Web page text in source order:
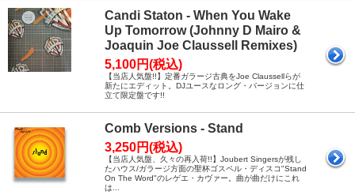
Candi Staton - When You Wake
Up Tomorrow (Johnny D Mairo &
Joaquin Joe Claussell Remixes)
5,100円(税込)
【当店人気盤!!】定番ガラージ古典をJoe Claussellらが
新たにエディット。DJユースなロング・バージョンに仕
立て限定盤です!!
Comb Versions - Stand
3,250円(税込)
【当店人気盤、久々の再入荷!!】Joubert Singersが残し
たハウス/ガラージ方面の聖杯ゴスペル・ディスコ"Stand
On The Word"のレゲエ・カヴァー。曲が曲だけにこれ
は...